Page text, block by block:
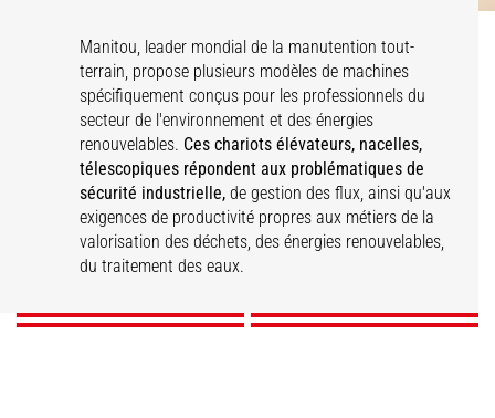
Manitou, leader mondial de la manutention tout-
terrain, propose plusieurs modèles de machines
spécifiquement conçus pour les professionnels du
secteur de l'environnement et des énergies
renouvelables. Ces chariots élévateurs, nacelles,
télescopiques répondent aux problématiques de
sécurité industrielle, de gestion des flux, ainsi qu'aux
exigences de productivité propres aux métiers de la
valorisation des déchets, des énergies renouvelables,
du traitement des eaux.
Valorisation des
matières
Traitement de l'eau
Energies
renouvelables
DÉCOUVRIR
Maintenance
industrielle
DÉCOUVRIR